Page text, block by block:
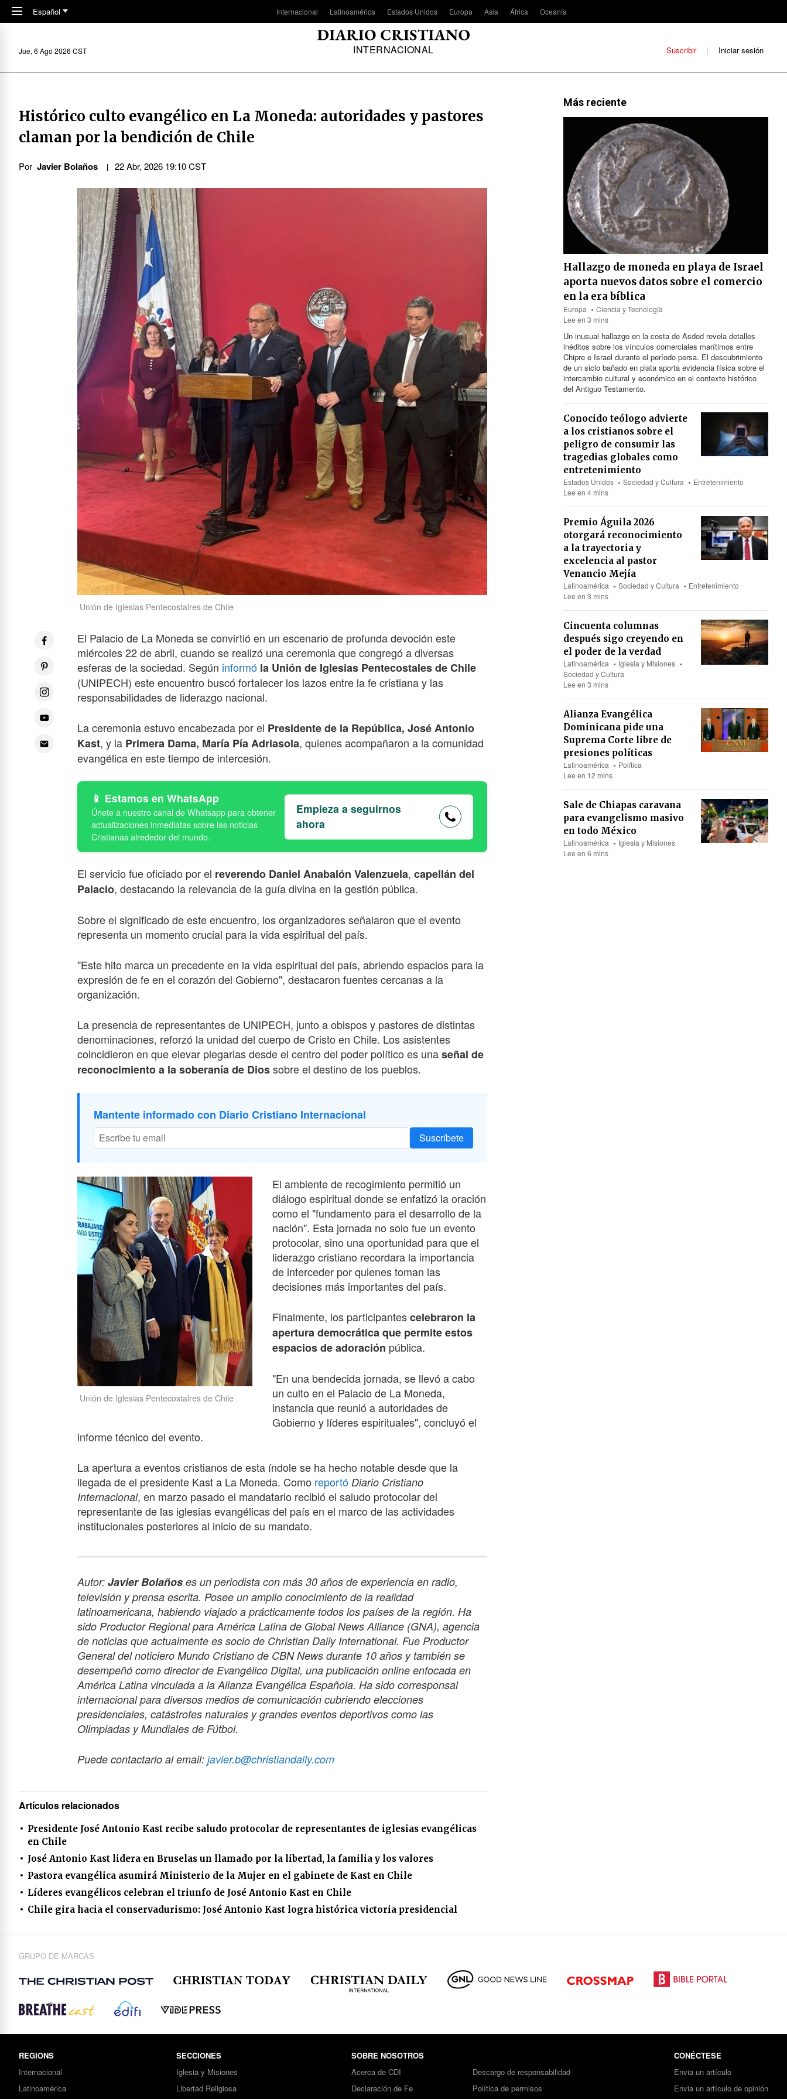
Skip to main content
Español Internacional Latinoamérica Estados Unidos Europa Asia África Oceanía
INTERNACIONAL
Jue, 6 Ago 2026 CST Suscribir Iniciar sesión
Histórico culto evangélico en La Moneda: autoridades y pastores
claman por la bendición de Chile
Por Javier Bolaños 22 Abr, 2026 19:10 CST
Unión de Iglesias Pentecostalres de Chile
El Palacio de La Moneda se convirtió en un escenario de profunda devoción este
miércoles 22 de abril, cuando se realizó una ceremonia que congregó a diversas
esferas de la sociedad. Según informó la Unión de Iglesias Pentecostales de Chile
(UNIPECH) este encuentro buscó fortalecer los lazos entre la fe cristiana y las
responsabilidades de liderazgo nacional.
La ceremonia estuvo encabezada por el Presidente de la República, José Antonio
Kast, y la Primera Dama, María Pía Adriasola, quienes acompañaron a la comunidad
evangélica en este tiempo de intercesión.
Estamos en WhatsApp
Empieza a seguirnos
ahora
El servicio fue oficiado por el reverendo Daniel Anabalón Valenzuela, capellán del
Palacio, destacando la relevancia de la guía divina en la gestión pública.
Sobre el significado de este encuentro, los organizadores señalaron que el evento
representa un momento crucial para la vida espiritual del país.
"Este hito marca un precedente en la vida espiritual del país, abriendo espacios para la
expresión de fe en el corazón del Gobierno", destacaron fuentes cercanas a la
organización.
La presencia de representantes de UNIPECH, junto a obispos y pastores de distintas
denominaciones, reforzó la unidad del cuerpo de Cristo en Chile. Los asistentes
coincidieron en que elevar plegarias desde el centro del poder político es unaseñal de
reconocimiento a la soberanía de Diossobre el destino de los pueblos.
Mantente informado con Diario Cristiano Internacional
Suscríbete
Unión de Iglesias Pentecostalres de Chile
El ambiente de recogimiento permitió un
diálogo espiritual donde se enfatizó la oración
como el "fundamento para el desarrollo de la
nación". Esta jornada no solo fue un evento
protocolar, sino una oportunidad para que el
liderazgo cristiano recordara la importancia
de interceder por quienes toman las
decisiones más importantes del país.
Finalmente, los participantescelebraron la
apertura democrática que permite estos
espacios de adoración pública.
"En una bendecida jornada, se llevó a cabo
un culto en el Palacio de La Moneda,
instancia que reunió a autoridades de
Gobierno y líderes espirituales", concluyó el
informe técnico del evento.
La apertura a eventos cristianos de esta índole se ha hecho notable desde que la
llegada de el presidente Kast a La Moneda. Como reportó Diario Cristiano
Internacional, en marzo pasado el mandatario recibió el saludo protocolar del
representante de las iglesias evangélicas del país en el marco de las actividades
institucionales posteriores al inicio de su mandato.
Autor: Javier Bolaños es un periodista con más 30 años de experiencia en radio,
televisión y prensa escrita. Posee un amplio conocimiento de la realidad
latinoamericana, habiendo viajado a prácticamente todos los países de la región. Ha
sido Productor Regional para América Latina de Global News Alliance (GNA), agencia
de noticias que actualmente es socio de Christian Daily International. Fue Productor
General del noticiero Mundo Cristiano de CBN News durante 10 años y también se
desempeñó como director de Evangélico Digital, una publicación online enfocada en
América Latina vinculada a la Alianza Evangélica Española. Ha sido corresponsal
internacional para diversos medios de comunicación cubriendo elecciones
presidenciales, catástrofes naturales y grandes eventos deportivos como las
Olimpiadas y Mundiales de Fútbol.
Puede contactarlo al email: javier.b@christiandaily.com
Artículos relacionados
Presidente José Antonio Kast recibe saludo protocolar de representantes de iglesias evangélicas
en Chile
José Antonio Kast lidera en Bruselas un llamado por la libertad, la familia y los valores
Pastora evangélica asumirá Ministerio de la Mujer en el gabinete de Kast en Chile
Líderes evangélicos celebran el triunfo de José Antonio Kast en Chile
Chile gira hacia el conservadurismo: José Antonio Kast logra histórica victoria presidencial
Más reciente
Hallazgo de moneda en playa de Israel
aporta nuevos datos sobre el comercio
en la era bíblica
Europa
Ciencia y Tecnología
Lee en 3 mins
Un inusual hallazgo en la costa de Asdod revela detalles
inéditos sobre los vínculos comerciales marítimos entre
Chipre e Israel durante el período persa. El descubrimiento
de un siclo bañado en plata aporta evidencia física sobre el
intercambio cultural y económico en el contexto histórico
del Antiguo Testamento.
Conocido teólogo advierte
a los cristianos sobre el
peligro de consumir las
tragedias globales como
entretenimiento
Estados Unidos Sociedad y Cultura
Entretenimiento
Lee en 4 mins
Premio Águila 2026
otorgará reconocimiento
a la trayectoria y
excelencia al pastor
Venancio Mejía
Latinoamérica Sociedad y Cultura
Entretenimiento
Lee en 3 mins
Cincuenta columnas
después sigo creyendo en
el poder de la verdad
Latinoamérica
Iglesia y Misiones
Sociedad y Cultura
Lee en 3 mins
Alianza Evangélica
Dominicana pide una
Suprema Corte libre de
presiones políticas
Latinoamérica
Política
Lee en 12 mins
Sale de Chiapas caravana
para evangelismo masivo
en todo México
Latinoamérica
Iglesia y Misiones
Lee en 6 mins
GRUPO DE MARCAS
REGIONS
Internacional
Latinoamérica
SECCIONES
Iglesia y Misiones
Libertad Religiosa
SOBRE NOSOTROS
Acerca de CDI
Declaración de Fe
Descargo de responsabilidad
Política de permisos
CONÉCTESE
Envia un artículo
Envia un artículo de opinión